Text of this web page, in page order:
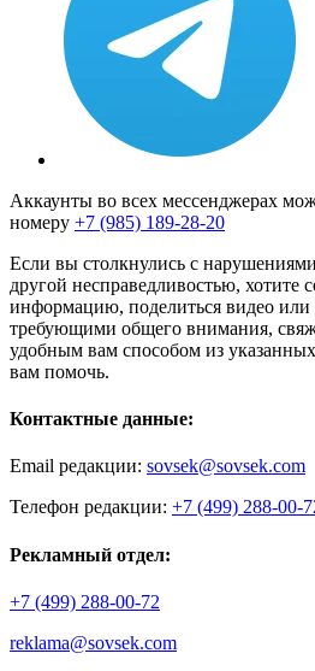
Аккаунты во всех мессенджерах
номеру +7 (985) 189-28-20
Если вы столкнулись с
другой несправедливостью, хотите
информацию, поделиться видео
требующими общего внимания,
удобным вам способом из
вам помочь.
Контактные данные:
Email редакции: sovsek@sovsek.com
Телефон редакции: +7 (499) 288-00-
Рекламный отдел:
+7 (499) 288-00-72
reklama@sovsek.com